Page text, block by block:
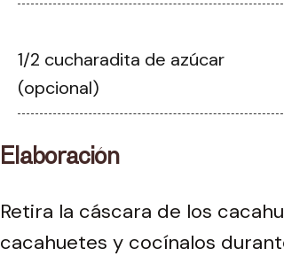
1/2 cucharadita de azúcar
(opcional)
Elaboración
Retira la cáscara de los
cacahuetes y cocínalos